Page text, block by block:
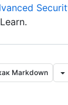
Markdown